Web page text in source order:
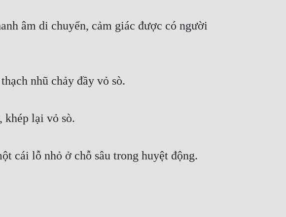
âm di chuyển, cảm giác được có người
nhũ chảy đầy vỏ sò.
khép lại vỏ sò.
cái lỗ nhỏ ở chỗ sâu trong huyệt động.